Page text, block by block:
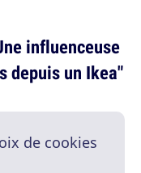
influenceuse
depuis un Ikea"
de cookies